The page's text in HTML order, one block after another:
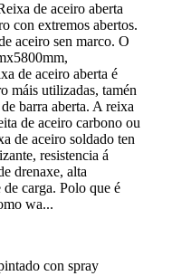
de aceiro aberta
con extremos abertos.
aceiro sen marco. O
de aceiro aberta é
máis utilizadas, tamén
barra aberta. A reixa
de aceiro carbono ou
de aceiro soldado ten
resistencia á
drenaxe, alta
de carga. Polo que é
wa...